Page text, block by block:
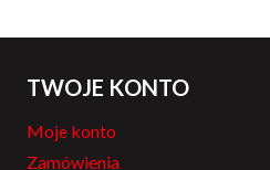
TWOJE KONTO
Moje konto
Zamówienia